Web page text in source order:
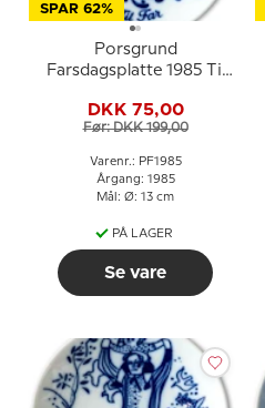
SPAR 62%
Porsgrund
Farsdagsplatte 1985 Til
DKK 75,00
Før: DKK 199,00
Varenr.: PF1985
Årgang: 1985
Mål: Ø: 13 cm
PÅ LAGER
Se vare